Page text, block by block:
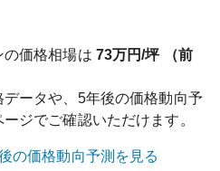
価格相場は 73万円/坪 （前
ータや、5年後の価格動向予
ジでご確認いただけます。
の価格動向予測を見る